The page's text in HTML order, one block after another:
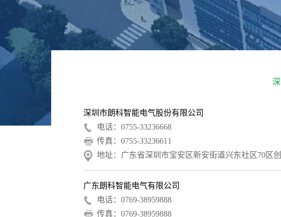
深圳市朗科智能电气股份有限公司
电话：0755-33236668
传真：0755-33236611
地址：广东省深圳市宝安区新安街道兴东社区70区
广东朗科智能电气有限公司
电话：0769-38959888
传真：0769-38959888